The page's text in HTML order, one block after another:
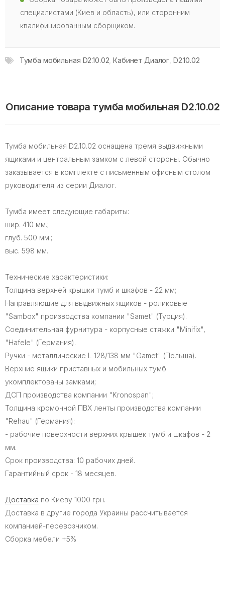
специалистами (Киев и область), или сторонним
квалифицированным сборщиком.
Тумба мобильная D2.10.02 ,Кабинет Диалог D2.10.02
Описание товара тумба мобильная D2.10.02
Тумба мобильная D2.10.02 оснащена тремя выдвижными
ящиками и центральным замком с левой стороны. Обычно
заказывается в комплекте с письменным офисным столом
руководителя из серии Диалог.
Тумба имеет следующие габариты:
шир. 410 мм.;
глуб. 500 мм.;
выс. 598 мм.
Технические характеристики:
Толщина верхней крышки тумб и шкафов - 22 мм;
Направляющие для выдвижных ящиков - роликовые
"Sambox" производства компании "Samet" (Турция).
Соединительная фурнитура - корпусные стяжки "Minifix",
"Hafele" (Германия).
Ручки - металлические L 128/138 мм "Gamet" (Польша).
Верхние ящики приставных и мобильных тумб
укомплектованы замками;
ДСП производства компании "Kronospan";
Толщина кромочной ПВХ ленты производства компании
"Rehau" (Германия):
- рабочие поверхности верхних крышек тумб и шкафов - 2
мм.
Срок производства: 10 рабочих дней.
Гарантийный срок - 18 месяцев.
Доставка по Киеву 1000 грн.
Доставка в другие города Украины рассчитывается
компанией-перевозчиком.
Сборка мебели +5%